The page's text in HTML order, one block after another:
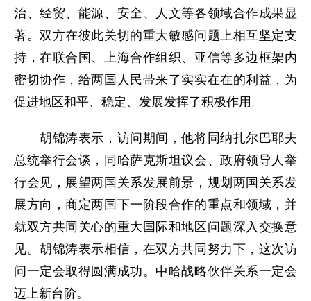
治、经贸、能源、安全、人文等各领域合作成果显
著。双方在彼此关切的重大敏感问题上相互坚定支
持，在联合国、上海合作组织、亚信等多边框架内
密切协作，给两国人民带来了实实在在的利益，为
促进地区和平、稳定、发展发挥了积极作用。
胡锦涛表示，访问期间，他将同纳扎尔巴耶夫
总统举行会谈，同哈萨克斯坦议会、政府领导人举
行会见，展望两国关系发展前景，规划两国关系发
展方向，商定两国下一阶段合作的重点和领域，并
就双方共同关心的重大国际和地区问题深入交换意
见。胡锦涛表示相信，在双方共同努力下，这次访
问一定会取得圆满成功。中哈战略伙伴关系一定会
迈上新台阶。